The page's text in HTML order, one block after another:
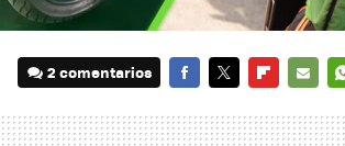
2 comentarios
MAIL